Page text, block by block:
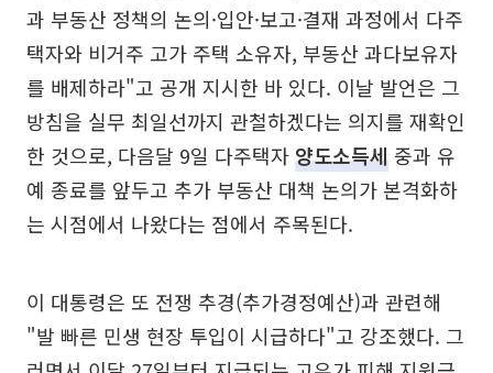
과 부동산 정책의 논의·입안·보고·결재 과정에서 다주
택자와 비거주 고가 주택 소유자, 부동산 과다보유자
를 배제하라"고 공개 지시한 바 있다. 이날 발언은 그
방침을 실무 최일선까지 관철하겠다는 의지를 재확인
한 것으로, 다음달 9일 다주택자양도소득세 중과 유
예 종료를 앞두고 추가 부동산 대책 논의가 본격화하
는 시점에서 나왔다는 점에서 주목된다.
이 대통령은 또 전쟁 추경(추가경정예산)과 관련해
"발 빠른 민생 현장 투입이 시급하다"고 강조했다. 그